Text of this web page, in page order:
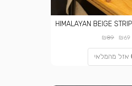
₪69
₪89
אזל מהמלאי